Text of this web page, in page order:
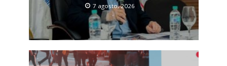
7 agosto, 2026